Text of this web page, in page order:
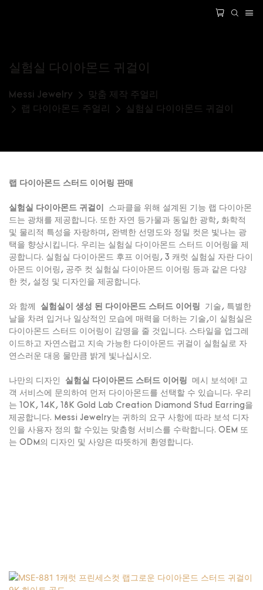
실험실 다이아몬드 귀걸이
Messi Jewelry
맞춤 제작 주얼리
랩 다이아몬드 주얼리
실험실 다이아몬드 귀걸이
랩 다이아몬드 스터드 이어링 판매
실험실 다이아몬드 귀걸이
스파클을 위해 설계된 기능 랩 다이아몬
드는 광채를 제공합니다. 또한 자연 등가물과 동일한 광학, 화학적
및 물리적 특성을 자랑하며, 완벽한 선명도와 정밀 컷은 빛나는 광
택을 향상시킵니다. 우리는 실험실 다이아몬드 스터드 이어링을 제
공합니다. 실험실 다이아몬드 후프 이어링, 3 캐럿 실험실 자란 다이
아몬드 이어링, 공주 컷 실험실 다이아몬드 이어링 등과 같은 다양
한 컷, 설정 및 디자인을 제공합니다.
와 함께 실험실이 생성 된 다이아몬드 스터드 이어링
기술, 특별한
날을 차려 입거나 일상적인 모습에 매력을 더하는 기술,이 실험실은
다이아몬드 스터드 이어링이 감명을 줄 것입니다. 스타일을 업그레
이드하고 자연스럽고 지속 가능한 다이아몬드 귀걸이 실험실로 자
연스러운 대응 물만큼 밝게 빛나십시오.
나만의 디자인 실험실 다이아몬드 스터드 이어링 메시 보석에! 고
객 서비스에 문의하여 먼저 다이아몬드를 선택할 수 있습니다. 우리
는 10K, 14K, 18K Gold Lab Creation Diamond Stud Earring을
제공합니다. Messi Jewelry는 귀하의 요구 사항에 따라 보석 디자
인을 사용자 정의 할 수있는 맞춤형 서비스를 수락합니다. OEM 또
는 ODM의 디자인 및 사양은 따뜻하게 환영합니다.